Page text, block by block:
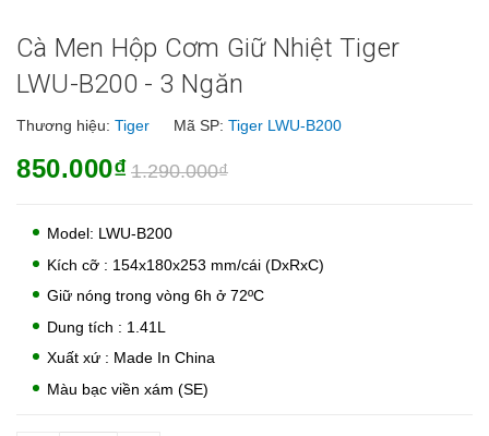
Cà Men Hộp Cơm Giữ Nhiệt Tiger
LWU-B200 - 3 Ngăn
Thương hiệu: Tiger Mã SP: Tiger LWU-B200
850.000₫ 1.290.000₫
Model: LWU-B200
Kích cỡ : 154x180x253 mm/cái (DxRxC)
Giữ nóng trong vòng 6h ở 72ºC
Dung tích : 1.41L
Xuất xứ : Made In China
Màu bạc viền xám (SE)